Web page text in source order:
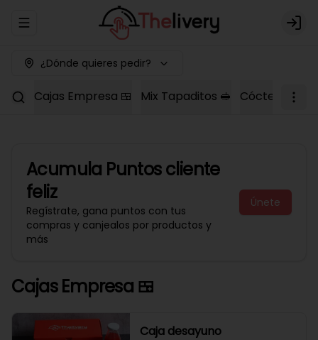
Abrir menu de navegación Login
¿Dónde quieres pedir?
Cajas Empresa 🍱 Mix Tapaditos 🥪 Cóctel Dulce
Acumula Puntos cliente
feliz
Regístrate, gana puntos con tus
compras y canjealos por productos y
más
Únete
Cajas Empresa 🍱
Caja desayuno